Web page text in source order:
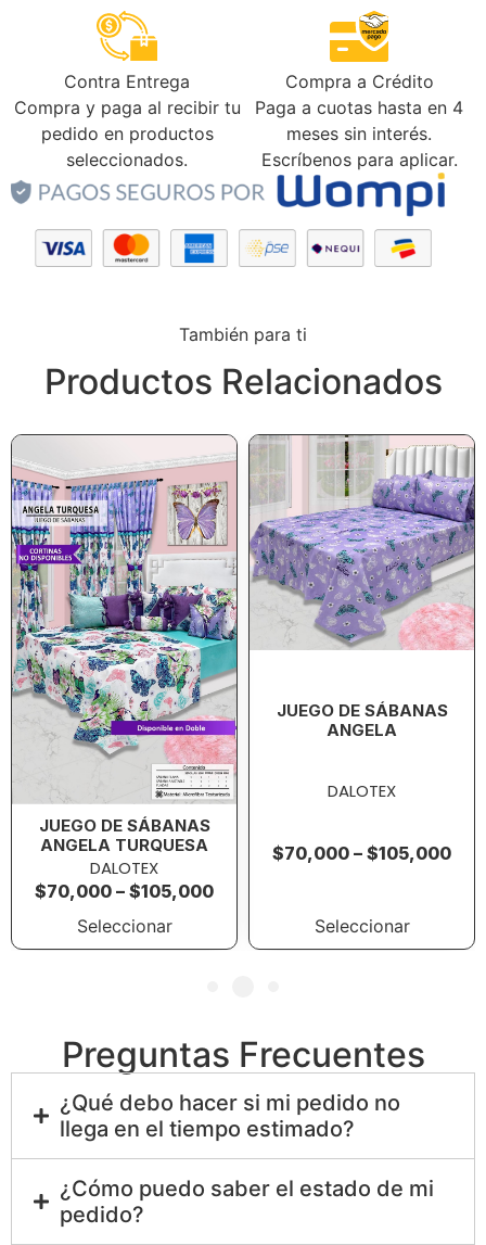
Contra Entrega
Compra y paga al recibir tu
pedido en productos
seleccionados.
Compra a Crédito
Paga a cuotas hasta en 4
meses sin interés.
Escríbenos para aplicar.
También para ti
Productos Relacionados
JUEGO DE SÁBANAS
ANGELA TURQUESA
DALOTEX
$70,000 – $105,000
Seleccionar
JUEGO DE SÁBANAS
ANGELA
DALOTEX
$70,000 – $105,000
Seleccionar
Preguntas Frecuentes
¿Qué debo hacer si mi pedido no
llega en el tiempo estimado?
¿Cómo puedo saber el estado de mi
pedido?